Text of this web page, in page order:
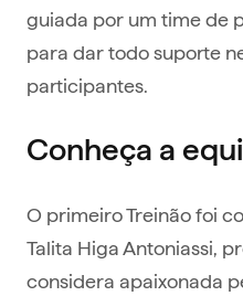
guiada por um time de
para dar todo suporte
participantes.
Conheça a
O primeiro Treinão foi
Talita Higa Antoniassi,
considera apaixonada